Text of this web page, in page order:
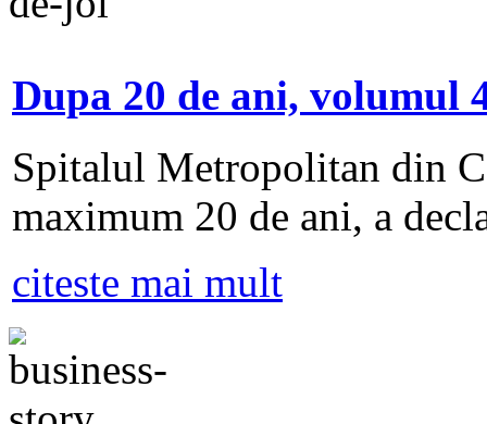
Dupa 20 de ani, volumul
Spitalul Metropolitan din
maximum 20 de ani, a
citeste mai mult